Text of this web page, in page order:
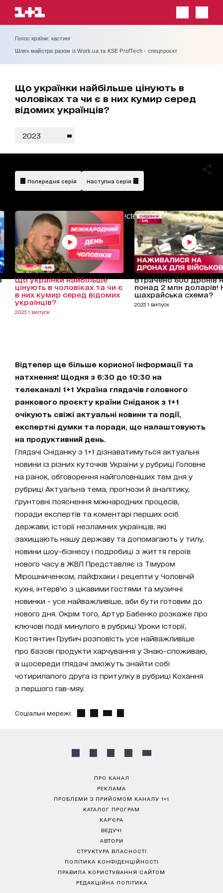
Голос країни: кастинг
Шлях майстра разом із Work.ua та KSE ProfTech - спецпроєкт
Що українки найбільше цінують в
чоловіках та чи є в них кумир серед
відомих українців?
2023
AdBlockDetected!
Попередня серія Наступна серія
Що українки найбільше
цінують в чоловіках та чи є
в них кумир серед відомих
українців?
2023 1 випуск
Втрачено 600 дронів
понад 2 млн доларів!
шахрайська схема?
2023 1 випуск
Відтепер ще більше корисної інформації та
натхнення! Щодня з 6:30 до 10:30 на
телеканалі 1+1 Україна глядачів головного
ранкового проєкту країни Сніданок з 1+1
очікують свіжі актуальні новини та події,
експертні думки та поради, що налаштовують
на продуктивний день.
Глядачі Сніданку з 1+1 дізнаватимуться актуальні
новини із різних куточків України у рубриці Головне
на ранок, обговорення найголовніших тем дня у
рубриці Актуальна тема, прогнози й аналітику,
ґрунтовні пояснення міжнародних процесів,
поради експертів та коментарі перших осіб
держави, історії незламних українців, які
захищають нашу державу та допомагають у тилу,
новини шоу-бізнесу і подробиці з життя героїв
нового часу в ЖВЛ Представляє із Тімуром
Мірошниченком, лайфхаки і рецепти у Чоловічій
кухні, інтерв’ю з цікавими гостями та музичні
новинки - усе найважливіше, аби бути готовим до
нового дня. Окрім того, Артур Бабенко розкаже про
ключові події минулого в рубриці Уроки історії,
Костянтин Грубич розповість усе найважливіше
про базові продукти харчування у Знаю-споживаю,
а щосереди глядачі зможуть знайти собі
чотирилапого друга із притулку в рубриці Кохання
з першого гав-мяу.
Соціальні мережі:
ПРО КАНАЛ
РЕКЛАМА
ПРОБЛЕМИ З ПРИЙОМОМ КАНАЛУ 1+1
КАТАЛОГ ПРОГРАМ
КАР’ЄРА
ВЕДУЧІ
АВТОРИ
СТРУКТУРА ВЛАСНОСТІ
ПОЛІТИКА КОНФІДЕНЦІЙНОСТІ
ПРАВИЛА КОРИСТУВАННЯ САЙТОМ
РЕДАКЦІЙНА ПОЛІТИКА